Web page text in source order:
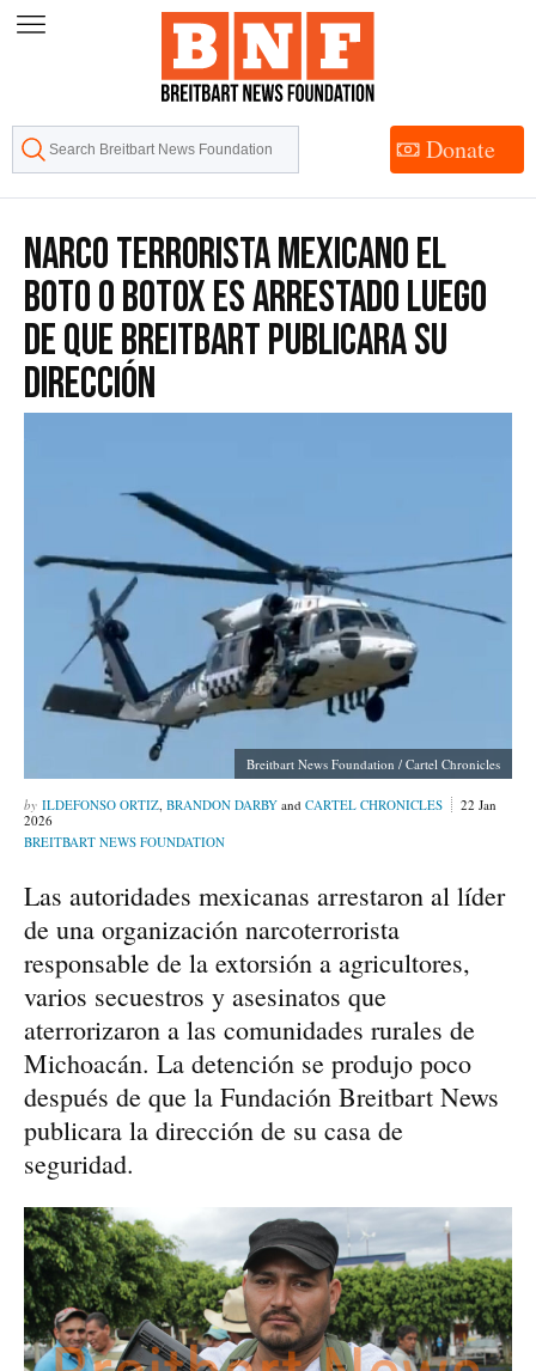
Skip
Content
Donate
Narco Terrorista Mexicano El
Boto o Botox Es Arrestado Luego
de Que Breitbart Publicara su
Dirección
Breitbart News Foundation / Cartel Chronicles
ILDEFONSO ORTIZ, BRANDON DARBY and CARTEL CHRONICLES
22 Jan
2026
BREITBART NEWS FOUNDATION
Las autoridades mexicanas arrestaron al líder
de una organización narcoterrorista
responsable de la extorsión a agricultores,
varios secuestros y asesinatos que
aterrorizaron a las comunidades rurales de
Michoacán. La detención se produjo poco
después de que la Fundación Breitbart News
publicara la dirección de su casa de
seguridad.